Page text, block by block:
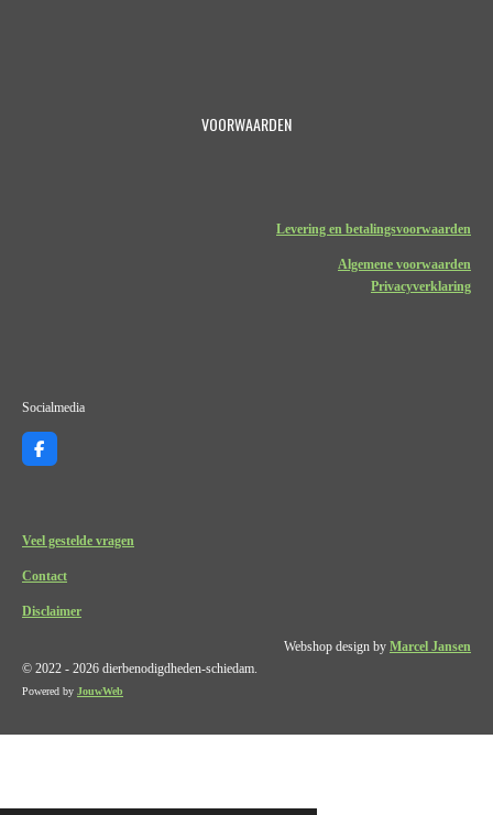
VOORWAARDEN
Levering en betalingsvoorwaarden
Algemene voorwaarden
Privacyverklaring
Socialmedia
F
a
o
o
Veel gestelde vragen
Contact
Disclaimer
Webshop design by Marcel Jansen
© 2022 - 2026 dierbenodigdheden-schiedam.
Powered by JouwWeb